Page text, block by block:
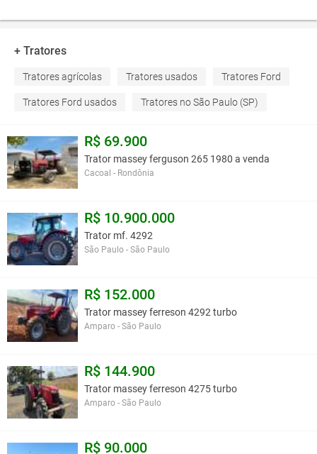
+ Tratores
Tratores agrícolas Tratores usados Tratores Ford
Tratores Ford usados Tratores no São Paulo (SP)
R$ 69.900
Trator massey ferguson 265 1980 a venda
Cacoal - Rondônia
R$ 10.900.000
Trator mf. 4292
São Paulo - São Paulo
R$ 152.000
Trator massey ferreson 4292 turbo
Amparo - São Paulo
R$ 144.900
Trator massey ferreson 4275 turbo
Amparo - São Paulo
R$ 90.000